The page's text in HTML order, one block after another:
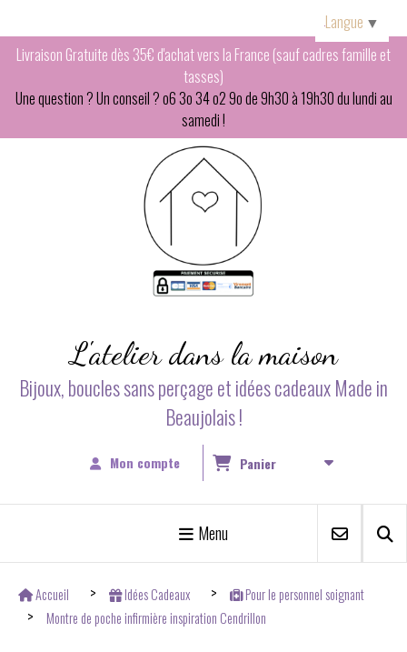
Livraison Gratuite dès 35€ d'achat vers la France (sauf cadres famille et
tasses)
Une question ? Un conseil ? o6 3o 34 o2 9o de 9h30 à 19h30 du lundi au
samedi !
L'atelier dans la maison
Bijoux, boucles sans perçage et idées cadeaux Made in
Beaujolais !
Mon compte Panier
Menu
Accueil Idées Cadeaux
Pour le personnel soignant
Montre de poche infirmière inspiration Cendrillon
Langue ▼